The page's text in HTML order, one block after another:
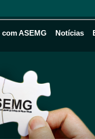
ASEMG Notícias